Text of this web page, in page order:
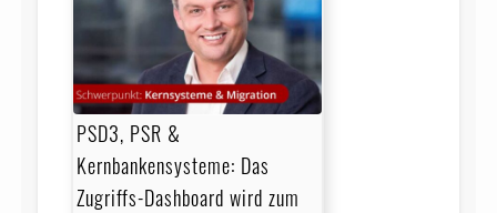
PSD3, PSR &
Kernbankensysteme: Das
Zugriffs-Dashboard wird zum